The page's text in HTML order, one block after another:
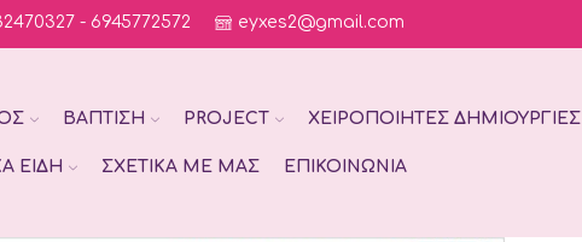
- 6945772572 eyxes2@gmail.com
ΒΆΠΤΙΣΗ PROJECT ΧΕΙΡΟΠΟΊΗΤΕΣ ΔΗΜΙΟΥΡΓΊΕΣ
ΕΊΔΗ ΣΧΕΤΙΚΆ ΜΕ ΜΑΣ ΕΠΙΚΟΙΝΩΝΊΑ